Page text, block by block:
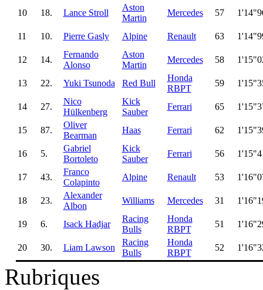
10 18. Lance Stroll
Aston
Martin
Mercedes 57
11 10. Pierre Gasly Alpine Renault 63
12 14.
Fernando
Alonso
Aston
Martin
Mercedes 58
13 22. Yuki Tsunoda Red Bull
Honda
RBPT
59
14 27.
Nico
Hülkenberg
Kick
Sauber
Ferrari 65
15 87.
Oliver
Bearman
Haas Ferrari 62
16 5.
Gabriel
Bortoleto
Kick
Sauber
Ferrari 56
17 43.
Franco
Colapinto
Alpine Renault 53
18 23.
Alexander
Albon
Williams Mercedes 31
19 6. Isack Hadjar
Racing
Bulls
Honda
RBPT
51
20 30. Liam Lawson
Racing
Bulls
Honda
RBPT
52
Rubriques